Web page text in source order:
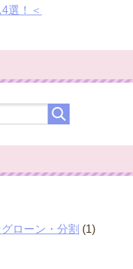
選！＜
ローン・分割 (1)